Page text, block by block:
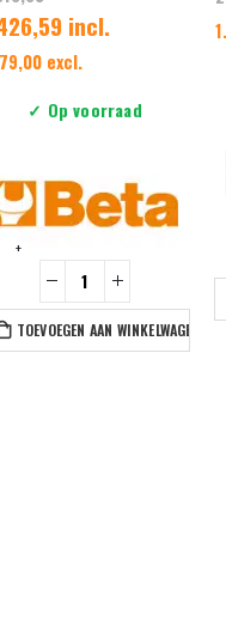
productpagina
incl.
excl.
✓ Op voorraad
TOEVOEGEN AAN WINKELWAGEN
+